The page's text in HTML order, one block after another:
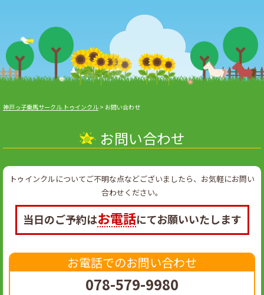
神戸っ子乗馬サークル トゥインクル > お問い合わせ
お問い合わせ
トゥインクルについてご不明な点などございましたら、 お気軽にお問い
合わせください。
当日のご予約はお電話にてお願いいたします
お電話でのお問い合わせ
078-579-9980